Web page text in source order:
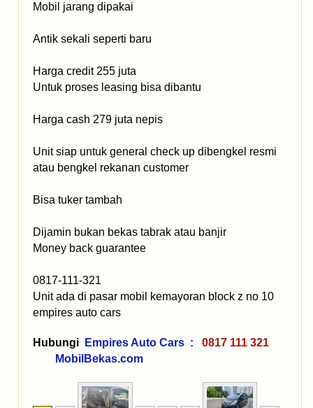
Mobil jarang dipakai
Antik sekali seperti baru
Harga credit 255 juta
Untuk proses leasing bisa dibantu
Harga cash 279 juta nepis
Unit siap untuk general check up dibengkel resmi
atau bengkel rekanan customer
Bisa tuker tambah
Dijamin bukan bekas tabrak atau banjir
Money back guarantee
0817-111-321
Unit ada di pasar mobil kemayoran block z no 10
empires auto cars
Hubungi Empires Auto Cars :
0817 111 321
MobilBekas.com